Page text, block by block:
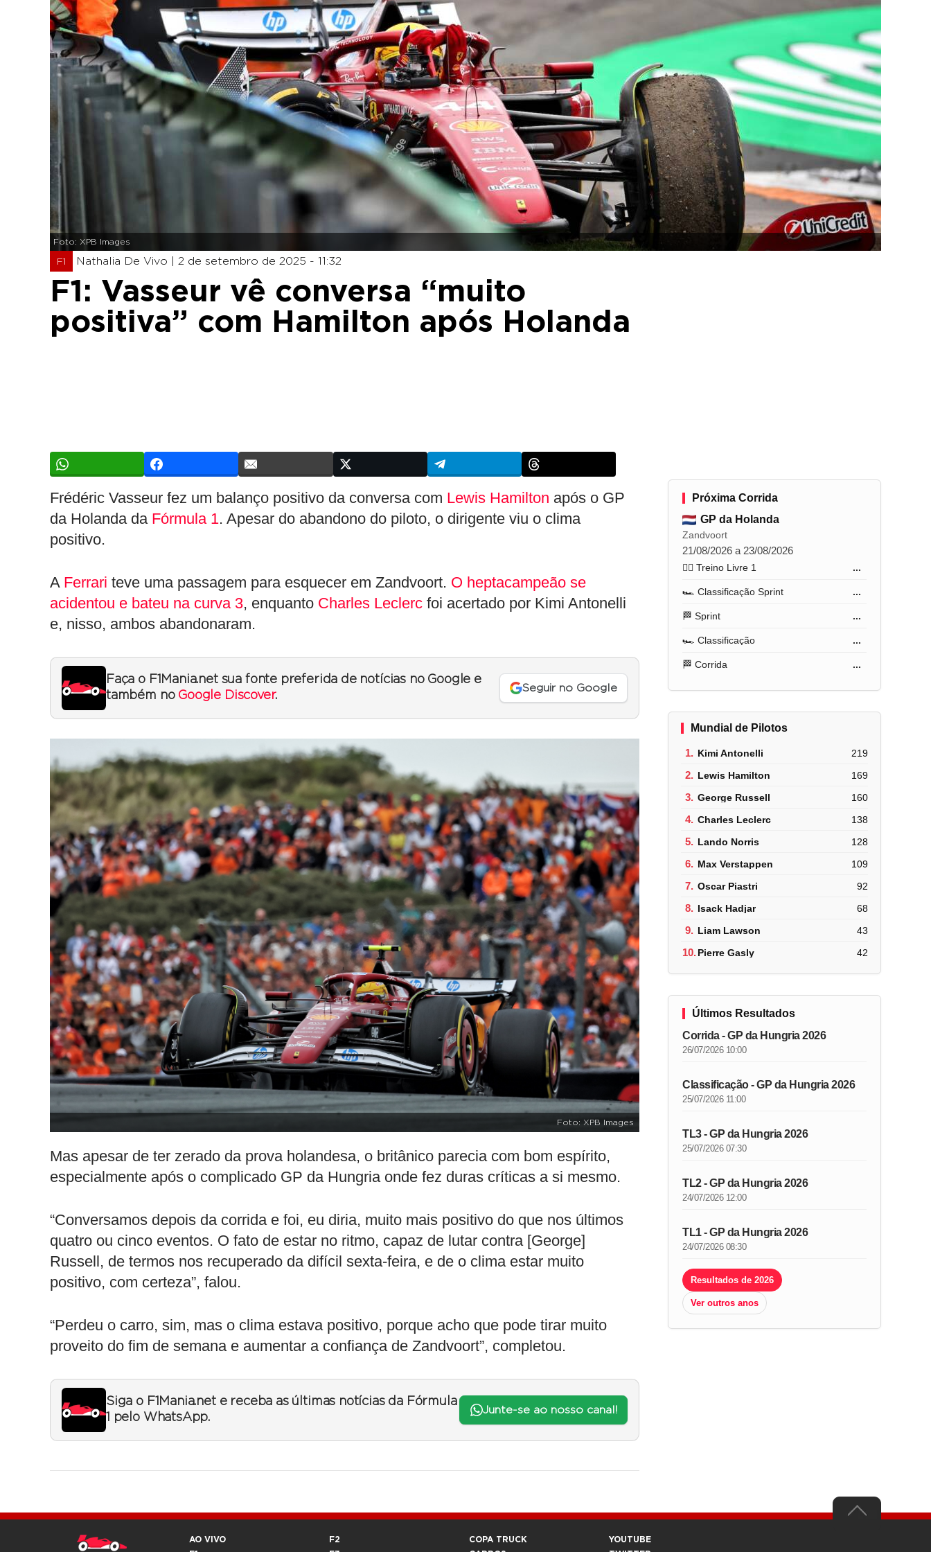
Foto: XPB Images
F1 Nathalia De Vivo | 2 de setembro de 2025 - 11:32
F1: Vasseur vê conversa “muito
positiva” com Hamilton após Holanda
Frédéric Vasseur fez um balanço positivo da conversa com Lewis Hamilton após o GP
da Holanda da Fórmula 1. Apesar do abandono do piloto, o dirigente viu o clima
positivo.
A Ferrari teve uma passagem para esquecer em Zandvoort. O heptacampeão se
acidentou e bateu na curva 3, enquanto Charles Leclerc foi acertado por Kimi Antonelli
e, nisso, ambos abandonaram.
Faça o F1Mania.net sua fonte preferida de notícias no Google e
também no Google Discover.
Seguir no Google
Foto: XPB Images
Mas apesar de ter zerado da prova holandesa, o britânico parecia com bom espírito,
especialmente após o complicado GP da Hungria onde fez duras críticas a si mesmo.
“Conversamos depois da corrida e foi, eu diria, muito mais positivo do que nos últimos
quatro ou cinco eventos. O fato de estar no ritmo, capaz de lutar contra [George]
Russell, de termos nos recuperado da difícil sexta-feira, e de o clima estar muito
positivo, com certeza”, falou.
“Perdeu o carro, sim, mas o clima estava positivo, porque acho que pode tirar muito
proveito do fim de semana e aumentar a confiança de Zandvoort”, completou.
Siga o F1Mania.net e receba as últimas notícias da Fórmula
1 pelo WhatsApp.
Junte-se ao nosso canal!
Próxima Corrida
GP da Holanda
Zandvoort
21/08/2026 a 23/08/2026
🏋️‍♂️ Treino Livre 1 ...
🏎️ Classificação Sprint ...
🏁 Sprint ...
🏎️ Classificação ...
🏁 Corrida ...
Mundial de Pilotos
1. Kimi Antonelli 219
2. Lewis Hamilton 169
3. George Russell 160
4. Charles Leclerc 138
5. Lando Norris 128
6. Max Verstappen 109
7. Oscar Piastri 92
8. Isack Hadjar 68
9. Liam Lawson 43
10.Pierre Gasly 42
Últimos Resultados
Corrida - GP da Hungria 2026
26/07/2026 10:00
Classificação - GP da Hungria 2026
25/07/2026 11:00
TL3 - GP da Hungria 2026
25/07/2026 07:30
TL2 - GP da Hungria 2026
24/07/2026 12:00
TL1 - GP da Hungria 2026
24/07/2026 08:30
Resultados de 2026
Ver outros anos
AO VIVO
F2
COPA TRUCK
YOUTUBE